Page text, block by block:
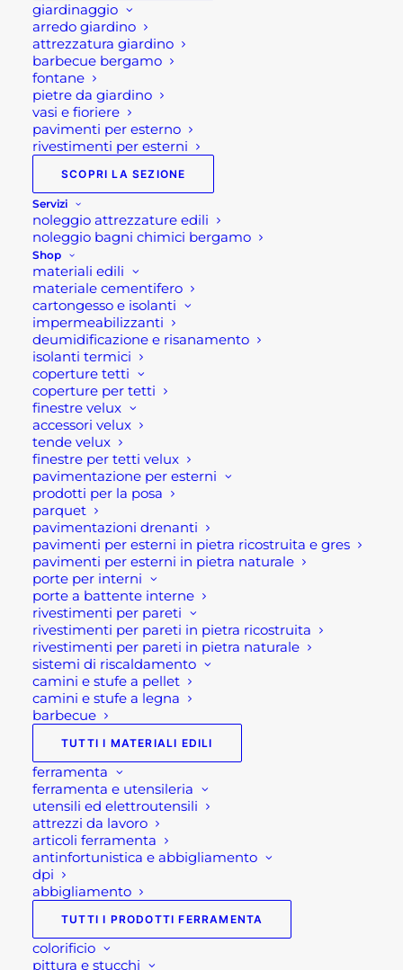
giardinaggio
arredo giardino
attrezzatura giardino
barbecue bergamo
fontane
pietre da giardino
vasi e fioriere
pavimenti per esterno
rivestimenti per esterni
SCOPRI LA SEZIONE
Servizi
noleggio attrezzature edili
noleggio bagni chimici bergamo
Shop
materiali edili
materiale cementifero
cartongesso e isolanti
impermeabilizzanti
deumidificazione e risanamento
isolanti termici
coperture tetti
coperture per tetti
finestre velux
accessori velux
tende velux
finestre per tetti velux
pavimentazione per esterni
prodotti per la posa
parquet
pavimentazioni drenanti
pavimenti per esterni in pietra ricostruita e gres
pavimenti per esterni in pietra naturale
porte per interni
porte a battente interne
rivestimenti per pareti
rivestimenti per pareti in pietra ricostruita
rivestimenti per pareti in pietra naturale
sistemi di riscaldamento
camini e stufe a pellet
camini e stufe a legna
barbecue
TUTTI I MATERIALI EDILI
ferramenta
ferramenta e utensileria
utensili ed elettroutensili
attrezzi da lavoro
articoli ferramenta
antinfortunistica e abbigliamento
dpi
abbigliamento
TUTTI I PRODOTTI FERRAMENTA
colorificio
pittura e stucchi
PAVIMENTO PER ESTERNO GRES MODELLO
COLOSSEO
38,80€
Questo
prodotto
ha
più
varianti.
Le
opzioni
possono
essere
scelte
nella
pagina
del
prodotto
In evidenza
TAVOLO DA GIARDINO ALLUNGABILE
LION
600,00 €
TAVOLO GIARDINO QUADRATO
ALLUNGABILE PANTHER
600,00
CUCINA DA ESTERNO COMPATTA
BRABURA LITE SERIES 300
3.230,00€
Più apprezzati
VASO ALTO MODELLO STONE-